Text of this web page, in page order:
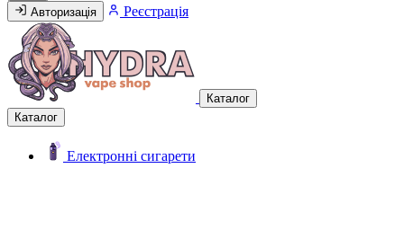
Авторизація Реєстрація
Каталог
Каталог
Електронні сигарети